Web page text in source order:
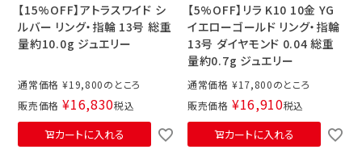
【15%OFF】アトラスワイド シ
ルバー リング・指輪 13号 総重
量約10.0g ジュエリー
通常価格 ¥19,800
販売価格 ¥16,830税込
カートに入れる
【5%OFF】リラ K10 10金 YG
イエローゴールド リング・指輪
13号 ダイヤモンド 0.04 総重
量約0.7g ジュエリー
通常価格 ¥17,800
販売価格 ¥16,910税込
カートに入れる